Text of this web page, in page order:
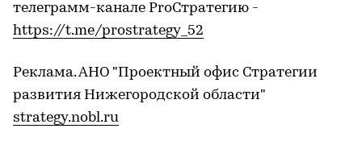
телеграмм-канале ProСтратегию -
https://t.me/prostrategy_52
Реклама. АНО "Проектный офис Стратегии
развития Нижегородской области"
strategy.nobl.ru